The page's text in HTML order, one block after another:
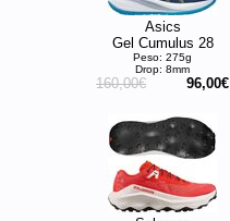
Asics
Gel Cumulus 28
Peso: 275g
Drop: 8mm
160,00€ 96,00€